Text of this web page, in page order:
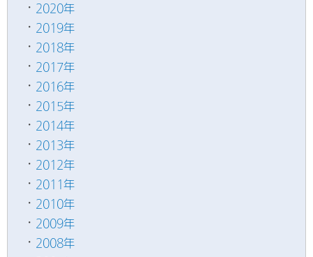
2020年
2019年
2018年
2017年
2016年
2015年
2014年
2013年
2012年
2011年
2010年
2009年
2008年